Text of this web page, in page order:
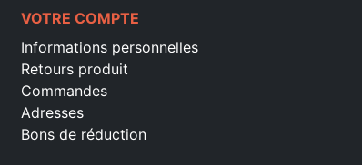
VOTRE COMPTE
Informations personnelles
Retours produit
Commandes
Adresses
Bons de réduction